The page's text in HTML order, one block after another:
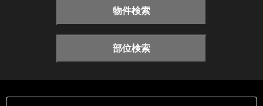
物件検索
部位検索